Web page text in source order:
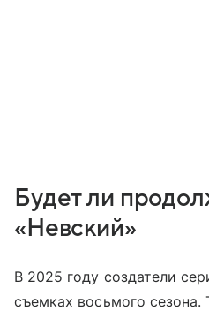
Будет ли
«Невский»
В 2025 году создатели
съемках восьмого